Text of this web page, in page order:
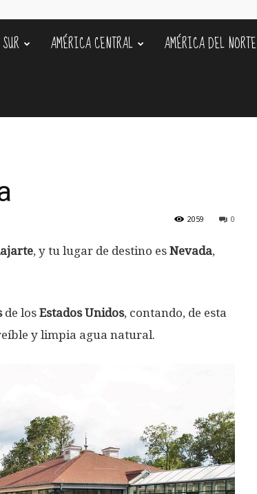
AMÉRICA CENTRAL AMÉRICA DEL NORTE
0
2059
, y tu lugar de destino es Nevada,
de los Estados Unidos, contando, de esta
y limpia agua natural.